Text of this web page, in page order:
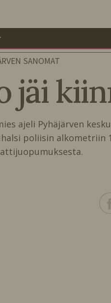
SANOMAT
jäi
ajeli Pyhäjärven
poliisin alkometriin